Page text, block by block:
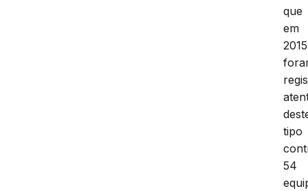
que
em
2015
tipo
54